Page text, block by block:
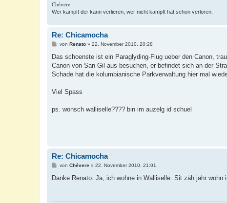
Chévere
Wer kämpft der kann verlieren, wer nicht kämpft hat schon verloren.
Re: Chicamocha
B
i
r
a
von Renato» 22. November 2010, 20:28
Das schoenste ist ein Paraglyding-Flug ueber den Canon,
Canon von San Gil aus besuchen, er befindet sich an der
Schade hat die kolumbianische Parkverwaltung hier mal
Viel Spass
ps. wonsch walliselle???? bin im auzelg id schuel
Re: Chicamocha
B
i
von Chévere» 22. November 2010, 21:01
Danke Renato. Ja, ich wohne in Walliselle. Sit zäh jahr